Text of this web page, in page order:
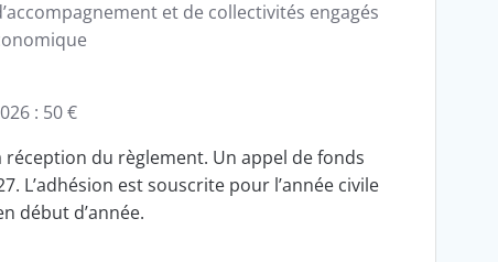
et de collectivités engagés
: 50 €
réception du règlement. Un appel de fonds
L’adhésion est souscrite pour l’année civile
début d’année.